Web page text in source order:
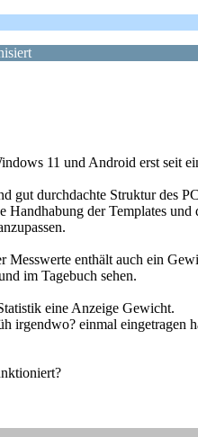
11 und Android erst seit
gut durchdachte Struktur des
Handhabung der Templates
enthält auch ein
im Tagebuch sehen.
eine Anzeige Gewicht.
irgendwo? einmal eingetragen